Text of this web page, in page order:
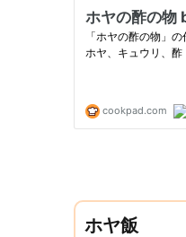
ホヤ飯